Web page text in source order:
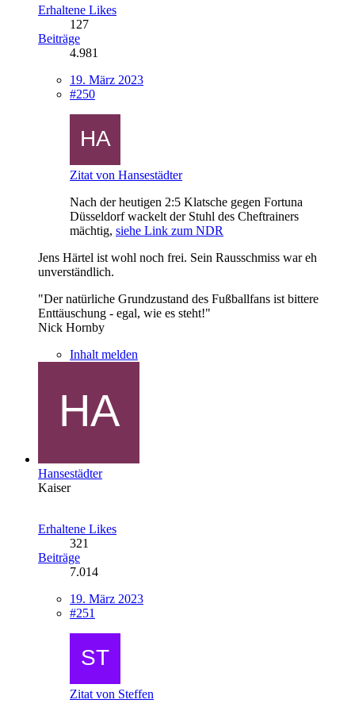
Erhaltene Likes
127
Beiträge
4.981
19. März 2023
#250
Zitat von Hansestädter
Nach der heutigen 2:5 Klatsche gegen Fortuna
Düsseldorf wackelt der Stuhl des Cheftrainers
mächtig, siehe Link zum NDR
Jens Härtel ist wohl noch frei. Sein Rausschmiss war eh
unverständlich.
"Der natürliche Grundzustand des Fußballfans ist bittere
Enttäuschung - egal, wie es steht!"
Nick Hornby
Inhalt melden
Hansestädter
Kaiser
Erhaltene Likes
321
Beiträge
7.014
19. März 2023
#251
Zitat von Steffen